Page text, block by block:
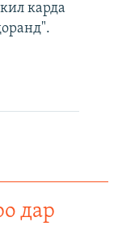
карда
дар